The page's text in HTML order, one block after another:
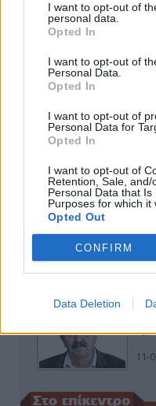
I want to opt-out of
personal data.
Opted In
I want to opt-out of
Personal Data.
Opted In
I want to opt-out of
Personal Data for
Opted In
I want to opt-out of
Retention, Sale,
Personal Data that
Purposes for which it
Opted Out
CONFIRM
Data Deletion
ΑΠΟΨΕΙΣ
11-